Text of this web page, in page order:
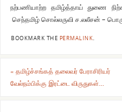
நற்பணியாற்ற தமிழ்த்தாய் துணை
செந்தமிழ் சொல்லருவி ச.லலீசன் –
BOOKMARK THE PERMALINK.
« தமிழ்ச்சங்கத் தலைவர் பேராசிரியர்
வேல்நம்பிக்கு இரட்டை விருதுகள்…